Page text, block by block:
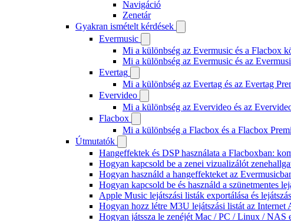
Navigáció
Zenetár
Gyakran ismételt kérdések
Evermusic
Mi a különbség az Evermusic és a Flacbox
Mi a különbség az Evermusic és az
Evertag
Mi a különbség az Evertag és az Evertag
Evervideo
Mi a különbség az Evervideo és az
Flacbox
Mi a különbség a Flacbox és a Flacbox
Útmutatók
Hangeffektek és DSP használata a Flacboxban:
Hogyan kapcsold be a zenei vizualizálót
Hogyan használd a hangeffekteket az
Hogyan kapcsold be és használd a szünetmentes
Apple Music lejátszási listák exportálása és
Hogyan hozz létre M3U lejátszási listát az
Hogyan játssza le zenéjét Mac / PC / Linux /